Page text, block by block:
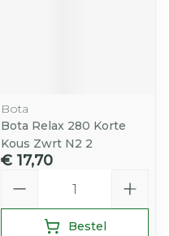
Bota
Bota Relax 280 Korte
Kous Zwrt N2 2
€ 17,70
Bestel